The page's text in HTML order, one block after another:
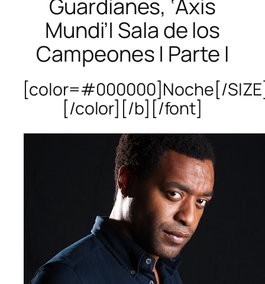
Guardianes, ‘Axis
Mundi’| Sala de los
Campeones | Parte I
[color=#000000]Noche[/
[/color][/b][/font]